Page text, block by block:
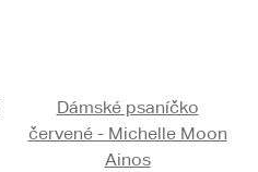
Dámské psaníčko
červené - Michelle Moon
Ainos